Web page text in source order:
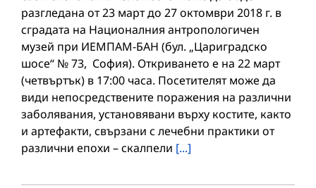
разгледана от 23 март до 27 октомври 2018 г. в
сградата на Националния антропологичен
музей при ИЕМПАМ-БАН (бул. „Цариградско
шосе“ № 73, София). Откриването е на 22 март
(четвъртък) в 17:00 часа. Посетителят може да
види непосредствените поражения на различни
заболявания, установявани върху костите, както
и артефакти, свързани с лечебни практики от
различни епохи – скалпели [...]